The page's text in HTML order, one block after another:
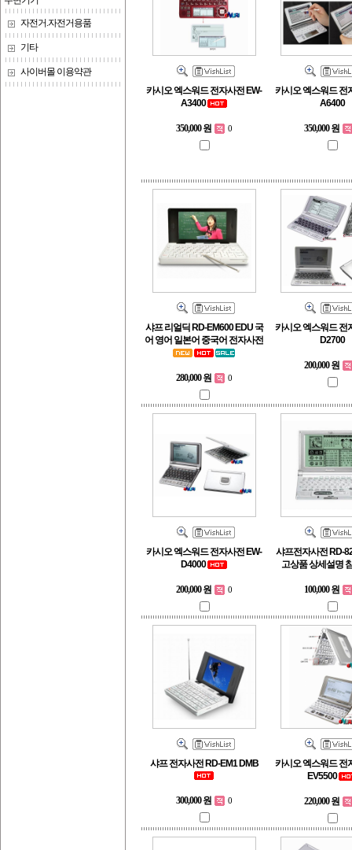
자전거.자전거용품
기타
사이버몰 이용약관
카시오 엑스워드 전자사전 EW-
A3400
350,000 원 0
카시오 엑스워드 전
A6400
350,000 원
샤프 리얼딕 RD-EM600 EDU 국
어 영어 일본어 중국어 전자사전
280,000 원 0
카시오 엑스워드 전
D2700
200,000 원
카시오 엑스워드 전자사전 EW-
D4000
200,000 원 0
샤프전자사전 RD-
고상품 상세설명
100,000 원
샤프 전자사전 RD-EM1 DMB
300,000 원 0
카시오 엑스워드 전
EV5500
220,000 원